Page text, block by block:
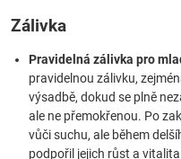
Zálivka
Pravidelná zálivka pro
pravidelnou zálivku,
výsadbě, dokud se plně
ale ne přemokřenou. Po
vůči suchu, ale během
podpořil jejich růst a